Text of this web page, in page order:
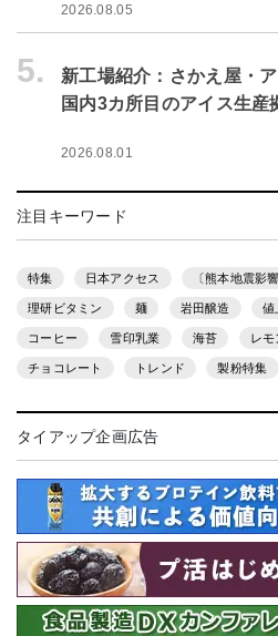
2026.08.05
5.
新工場紹介：さかえ屋・
国内3カ所目のアイス生産
2026.08.01
注目キーワード
特集 日本アクセス 〔熊本地震影響
理研ビタミン 麺 岩田醸造 値
コーヒー 雪印乳業 海苔 レモ
チョコレート トレンド 製粉特集
タイアップ企画広告